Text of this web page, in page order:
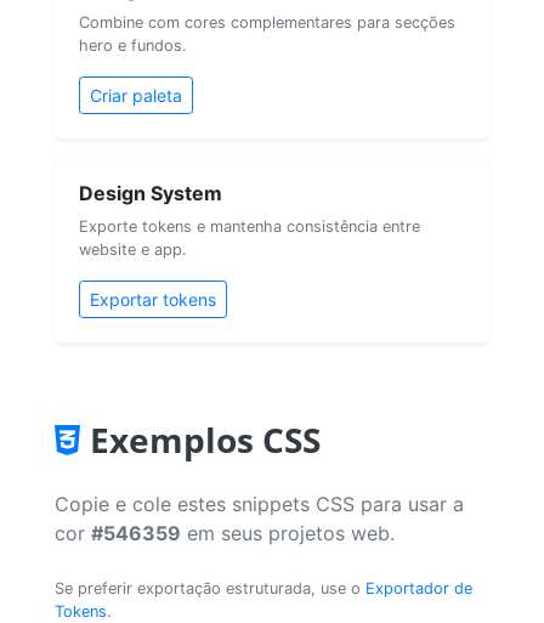
Combine com cores complementares para secções
hero e fundos.
Criar paleta
Design System
Exporte tokens e mantenha consistência entre
website e app.
Exportar tokens
Exemplos CSS
Copie e cole estes snippets CSS para usar a
cor #546359 em seus projetos web.
Se preferir exportação estruturada, use o Exportador de
Tokens.